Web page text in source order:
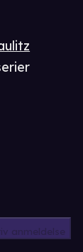
anmeldelse